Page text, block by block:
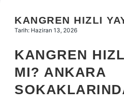
Hakkımızda
KANGREN HIZLI
Tarih: Haziran 13, 2026
KANGREN
MI? ANKARA